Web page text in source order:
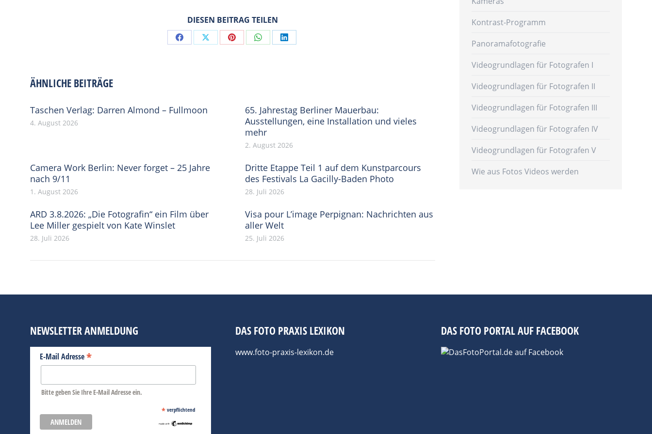
DIESEN BEITRAG TEILEN
Share Share Share Share Share
ÄHNLICHE BEITRÄGE
Taschen Verlag: Darren Almond – Fullmoon
4. August 2026
65. Jahrestag Berliner Mauerbau:
Ausstellungen, eine Installation und vieles
mehr
2. August 2026
Camera Work Berlin: Never forget – 25 Jahre
nach 9/11
1. August 2026
Dritte Etappe Teil 1 auf dem Kunstparcours
des Festivals La Gacilly-Baden Photo
28. Juli 2026
ARD 3.8.2026: „Die Fotografin“ ein Film über
Lee Miller gespielt von Kate Winslet
28. Juli 2026
Visa pour L’image Perpignan: Nachrichten aus
aller Welt
25. Juli 2026
Kontrast-Programm
Panoramafotografie
Videogrundlagen für Fotografen I
Videogrundlagen für Fotografen II
Videogrundlagen für Fotografen III
Videogrundlagen für Fotografen IV
Videogrundlagen für Fotografen V
Wie aus Fotos Videos werden
NEWSLETTER ANMELDUNG
E-Mail Adresse*
Bitte geben Sie Ihre E-Mail Adresse ein.
* verpflichtend
DAS FOTO PRAXIS LEXIKON
www.foto-praxis-lexikon.de
DAS FOTO PORTAL AUF FACEBOOK